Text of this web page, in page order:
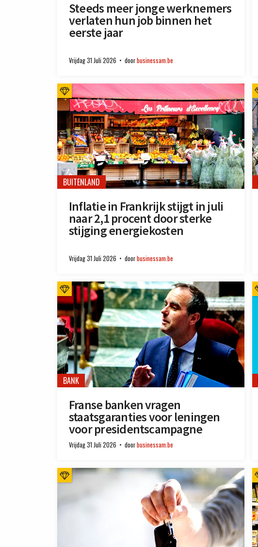
Steeds meer jonge werknemers
verlaten hun job binnen het
eerste jaar
Vrijdag 31 Juli 2026 doorbusinessam.be
BUITENLAND
Inflatie in Frankrijk stijgt in juli
naar 2,1 procent door sterke
stijging energiekosten
Vrijdag 31 Juli 2026 doorbusinessam.be
BANK
Franse banken vragen
staatsgaranties voor leningen
voor presidentscampagne
Vrijdag 31 Juli 2026 doorbusinessam.be